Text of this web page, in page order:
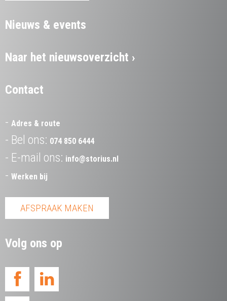
Nieuws & events
Naar het nieuwsoverzicht
Contact
Adres & route
Bel ons: 074 850 6444
E-mail ons: info@storius.nl
Werken bij
AFSPRAAK MAKEN
Volg ons op